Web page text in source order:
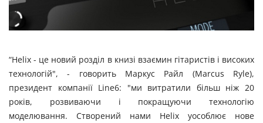
“Helix - це новий розділ в книзі взаємин гітаристів і високих
технологій", - говорить Маркус Райл (Marcus Ryle),
президент компанії Line6: "ми витратили більш ніж 20
років, розвиваючи і покращуючи технологію
моделювання. Створений нами Helix уособлює нове